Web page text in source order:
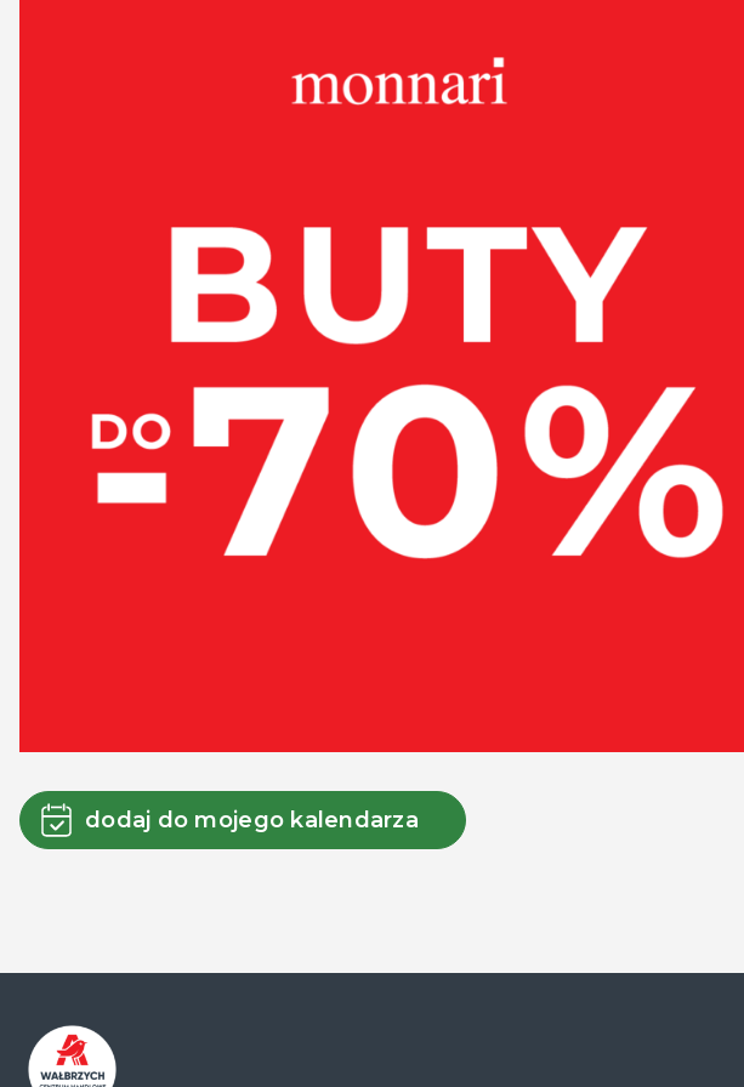
dodaj do mojego kalendarza